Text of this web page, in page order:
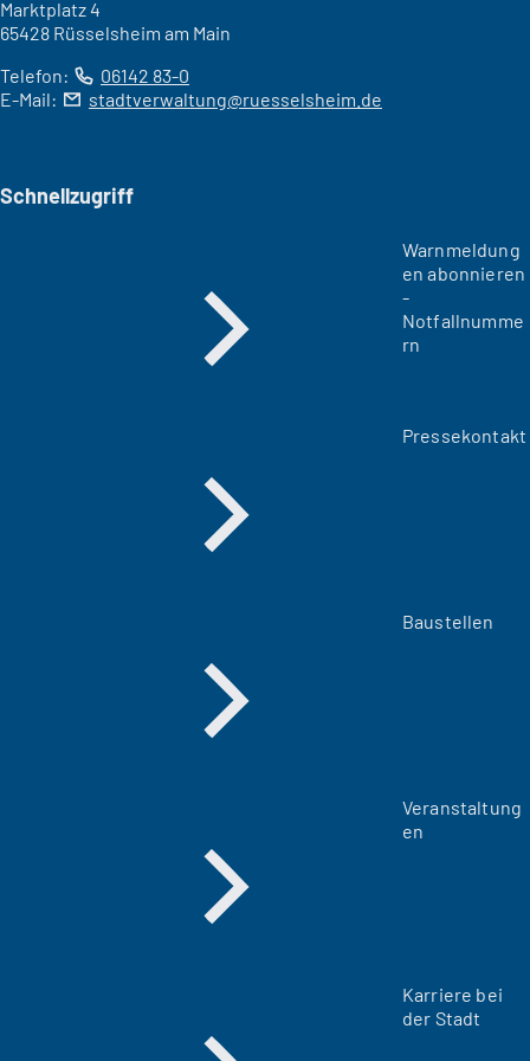
Marktplatz 4
65428 Rüsselsheim am Main
Telefon:
06142 83-0
E-Mail:
stadtverwaltung ruesselsheim de
Schnellzugriff
Warnmeldung
en abonnieren
-
Notfallnumme
rn
Pressekontakt
Baustellen
Veranstaltung
en
Karriere bei
der Stadt